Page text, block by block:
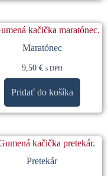
Maratónec
9,50 € s DPH
Pridať do košíka
Pretekár